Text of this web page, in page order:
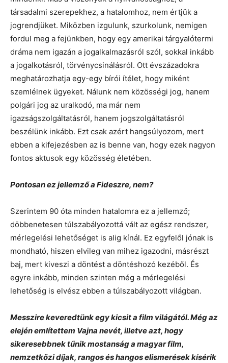
társadalmi szerepekhez, a hatalomhoz, nem értjük a
jogrendjüket. Miközben izgulunk, szurkolunk, nemigen
fordul meg a fejünkben, hogy egy amerikai tárgyalótermi
dráma nem igazán a jogalkalmazásról szól, sokkal inkább
a jogalkotásról, törvénycsinálásról. Ott évszázadokra
meghatározhatja egy-egy bírói ítélet, hogy miként
szemlélnek ügyeket. Nálunk nem közösségi jog, hanem
polgári jog az uralkodó, ma már nem
igazságszolgáltatásról, hanem jogszolgáltatásról
beszélünk inkább. Ezt csak azért hangsúlyozom, mert
ebben a kifejezésben az is benne van, hogy ezek nagyon
fontos aktusok egy közösség életében.
Pontosan ez jellemző a Fideszre, nem?
Szerintem 90 óta minden hatalomra ez a jellemző;
döbbenetesen túlszabályozottá vált az egész rendszer,
mérlegelési lehetőséget is alig kínál. Ez egyfelől jónak is
mondható, hiszen elvileg van mihez igazodni, másrészt
baj, mert kiveszi a döntést a döntéshozó kezéből. És
egyre inkább, minden szinten még a mérlegelési
lehetőség is elvész ebben a túlszabályozott világban.
Messzire keveredtünk egy kicsit a film világától. Még az
elején említettem Vajna nevét, illetve azt, hogy
sikeresebbnek tűnik mostanság a magyar film,
nemzetközi díjak, rangos és hangos elismerések kísérik